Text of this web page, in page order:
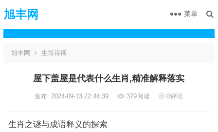
旭丰网 菜单
旭丰网 生肖诗词
屋下盖屋是代表什么生肖,精准解释落实
发布: 2024-09-13 22:44:39 379阅读 0评论
生肖之谜与成语释义的探索